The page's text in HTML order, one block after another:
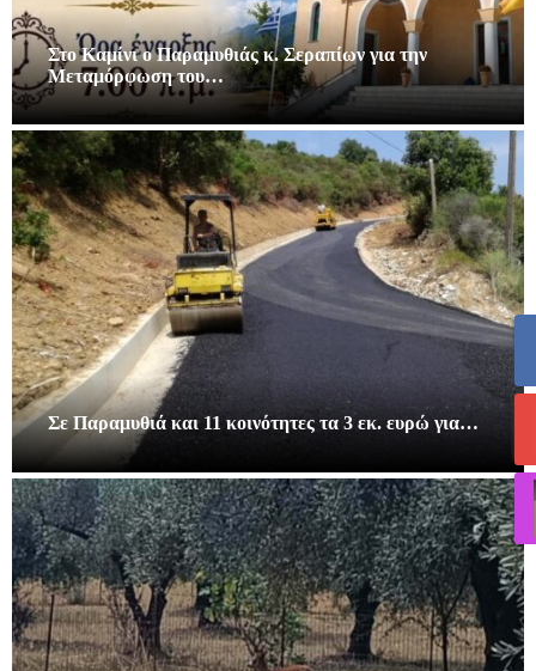
Στο Καμίνι ο Παραμυθιάς κ. Σεραπίων για την
Μεταμόρφωση του…
Σε Παραμυθιά και 11 κοινότητες τα 3 εκ. ευρώ για…